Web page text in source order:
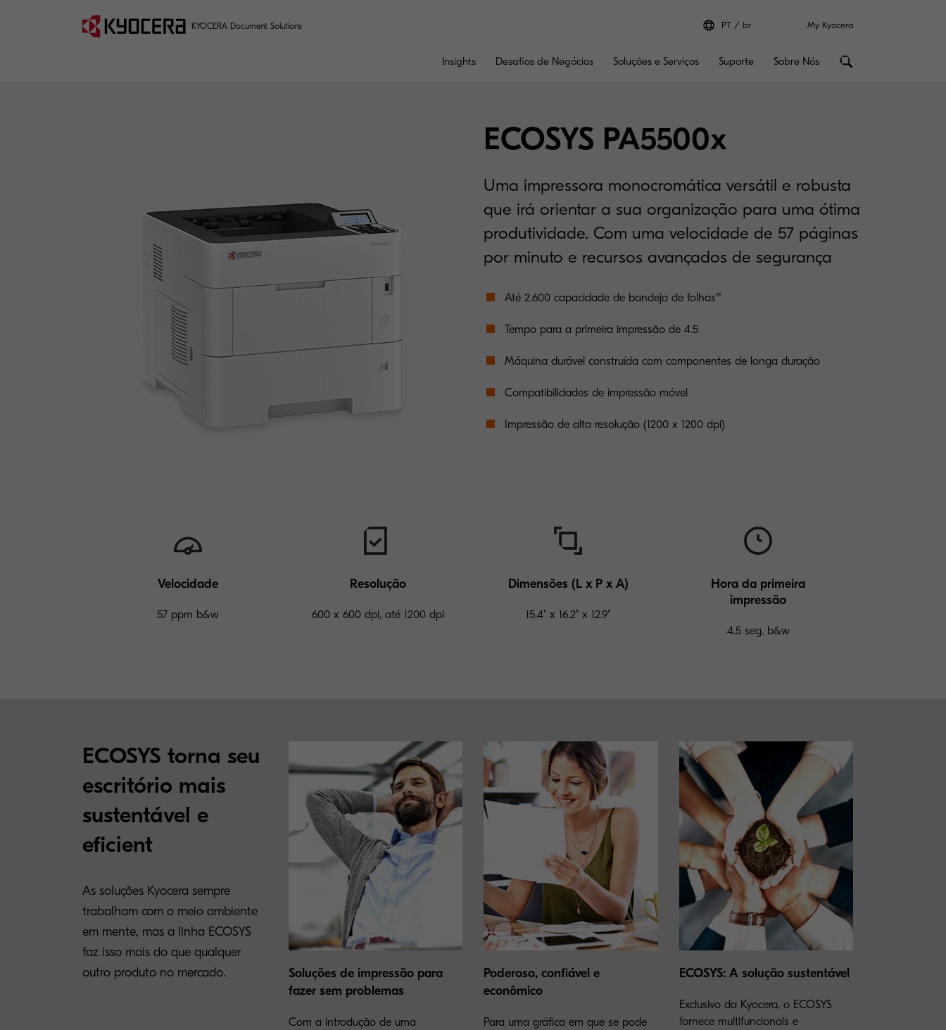
KYOCERA Document Solutions PT br My Kyocera
Insights Desafios de Negócios Soluções e Serviços Suporte Sobre Nós
ECOSYS PA5500x
Uma impressora monocromática versátil e robusta
que irá orientar a sua organização para uma ótima
produtividade. Com uma velocidade de 57 páginas
por minuto e recursos avançados de segurança
Até 2.600 capacidade de bandeja de folhas""
Tempo para a primeira impressão de 4.5
Máquina durável construída com componentes de longa duração
Compatibilidades de impressão móvel
Impressão de alta resolução (1200 x 1200 dpi)
Velocidade
57 ppm b&w
Resolução
600 x 600 dpi, até 1200 dpi
Dimensões (L x P x A)
15.4" x 16.2" x 12.9"
Hora da primeira
impressão
4.5 seg. b&w
ECOSYS torna seu
escritório mais
sustentável e
eficient
As soluções Kyocera sempre
trabalham com o meio ambiente
em mente, mas a linha ECOSYS
faz isso mais do que qualquer
outro produto no mercado.
Soluções de impressão para
fazer sem problemas
Com a introdução de uma
Poderoso, confiável e
econômico
Para uma gráfica em que se pode
ECOSYS: A solução sustentável
Exclusivo da Kyocera, o ECOSYS
fornece multifuncionais e